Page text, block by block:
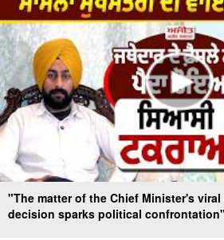
"The matter of the Chief Minister's
decision sparks political confrontation"